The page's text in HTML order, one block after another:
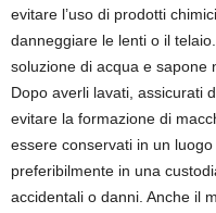
evitare l’uso di prodotti
danneggiare le lenti o il
soluzione di acqua e sapone
Dopo averli lavati, assicurati
evitare la formazione di
essere conservati in un
preferibilmente in una
accidentali o danni. Anche il